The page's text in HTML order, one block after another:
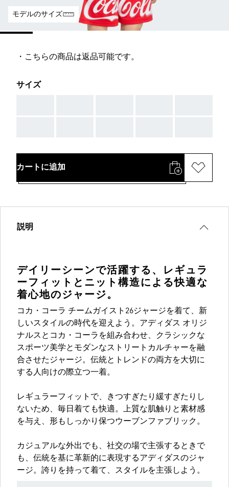
モデルのサイズ
・こちらの商品は返品可能です。
サイズ
カートに追加
説明
デイリーシーンで活躍する、レギュラ
ーフィットとニット構造による快適な
着心地のジャージ。
コカ・コーラ チームガイスト26ジャージを着て、新
しいスタイルの時代を迎えよう。アディダス オリジ
ナルスとコカ・コーラを組み合わせ、クラシックな
スポーツ美学とモダンなストリートカルチャーを融
合させたジャージ。伝統とトレンドの両方を大切に
する人向けの際立つ一着。
レギュラーフィットで、きつすぎたり緩すぎたりし
ないため、毎日着ても快適。上質な肌触りと素材感
を与え、形もしっかり保つウーブンファブリック。
カジュアルな外出でも、社交の場で主張するときで
も、伝統を基に革新的に表現するアディダスのジャ
ージ。誇りを持って着て、スタイルを主張しよう。